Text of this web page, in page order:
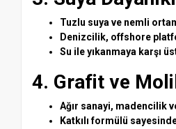
Tuzlu suya ve nemli
Denizcilik, offshore
Su ile yıkanmaya karşı
4. Grafit ve
Ağır sanayi, madencilik
Katkılı formülü